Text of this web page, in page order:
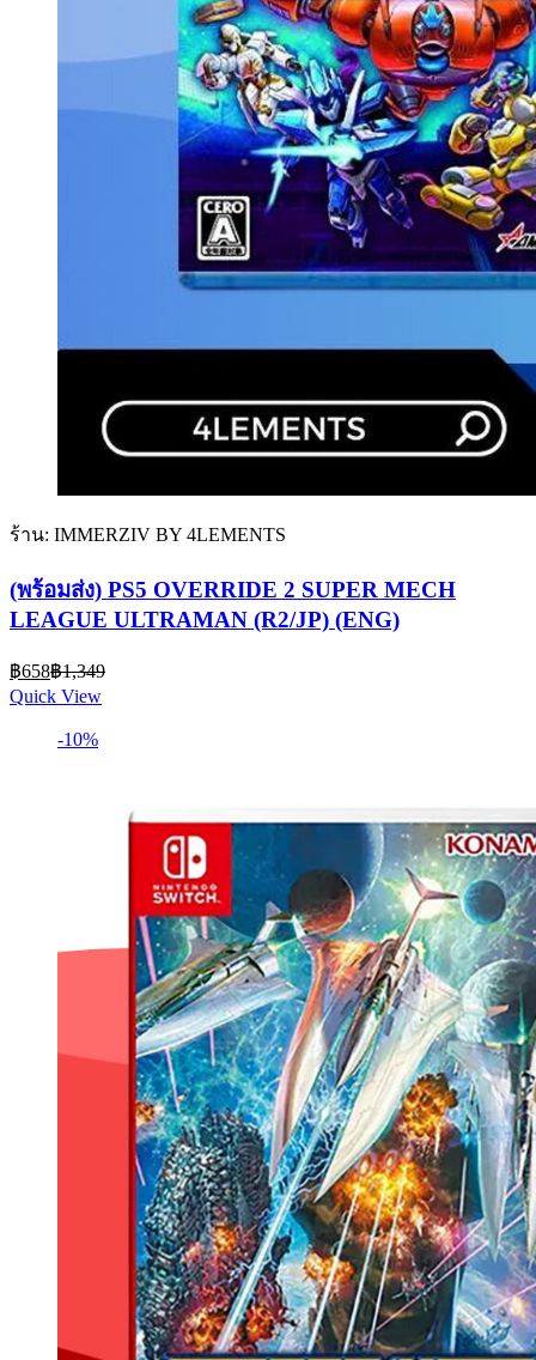
ร้าน: IMMERZIV BY 4LEMENTS
(พร้อมส่ง) PS5 OVERRIDE 2 SUPER MECH
LEAGUE ULTRAMAN (R2/JP) (ENG)
฿658Current
price
is:
฿658.
฿1,349Original
Quick View
-10%